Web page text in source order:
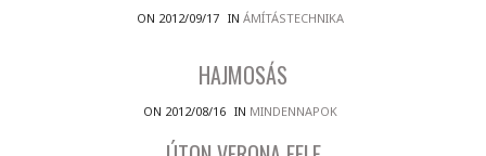
ON 2012/09/17 IN ÁMÍTÁSTECHNIKA
HAJMOSÁS
ON 2012/08/16 IN MINDENNAPOK